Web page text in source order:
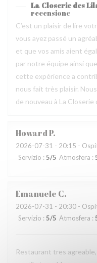
La Closerie des
recensione
C’est un plaisir de lire
vous ayez passé un
et que vos amis aient
par notre équipe ainsi
cette expérience a
nous fait très plaisir.
de nouveau à La Closerie
HowardP
2026-07-31 - 20:15 -
Servizio : 5/5 Atmosfera :
Emanuele C
2026-07-31 - 20:30 -
Servizio : 5/5 Atmosfera :
Restaurant tres